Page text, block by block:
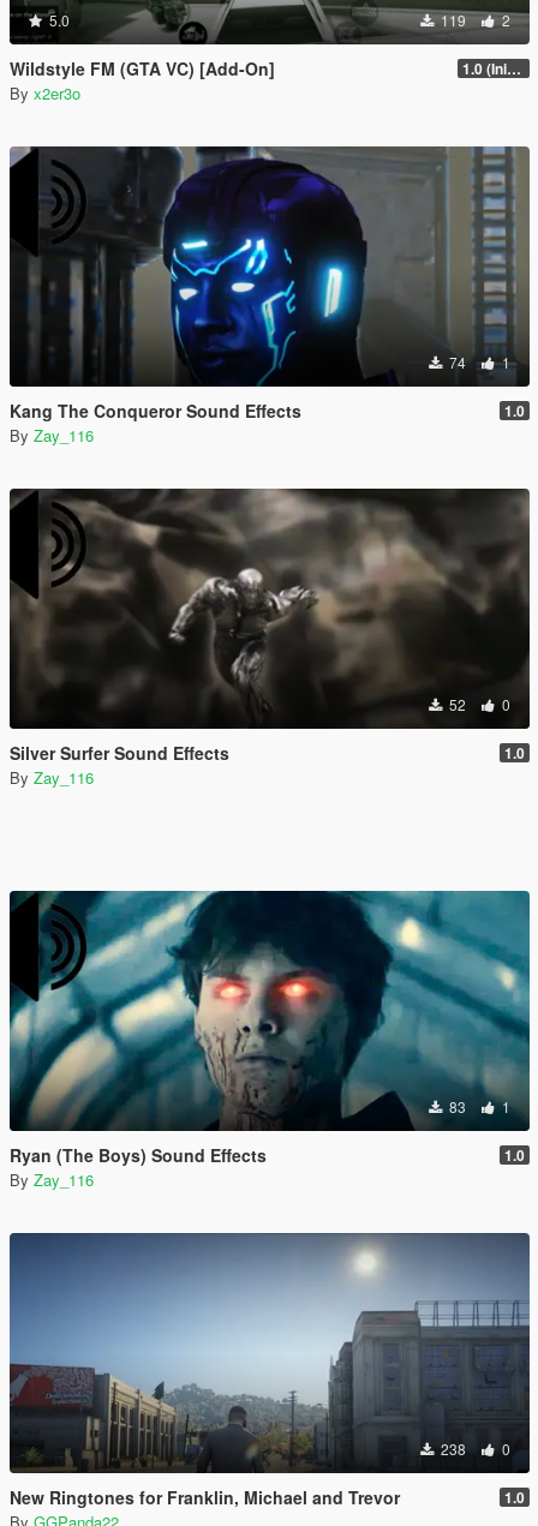
5.0 119 2
Wildstyle FM (GTA VC) [Add-On] 1.0 (Initial Release)
By x2er3o
74 1
Kang The Conqueror Sound Effects 1.0
By Zay_116
52 0
Silver Surfer Sound Effects 1.0
By Zay_116
83 1
Ryan (The Boys) Sound Effects 1.0
By Zay_116
238 0
New Ringtones for Franklin, Michael and Trevor 1.0